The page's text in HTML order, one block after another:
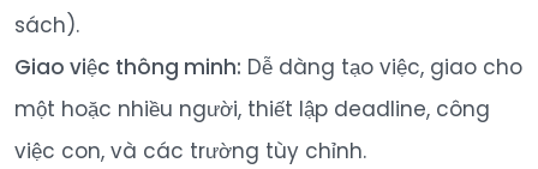
sách).
Giao việc thông minh: Dễ dàng tạo việc, giao cho
một hoặc nhiều người, thiết lập deadline, công
việc con, và các trường tùy chỉnh.